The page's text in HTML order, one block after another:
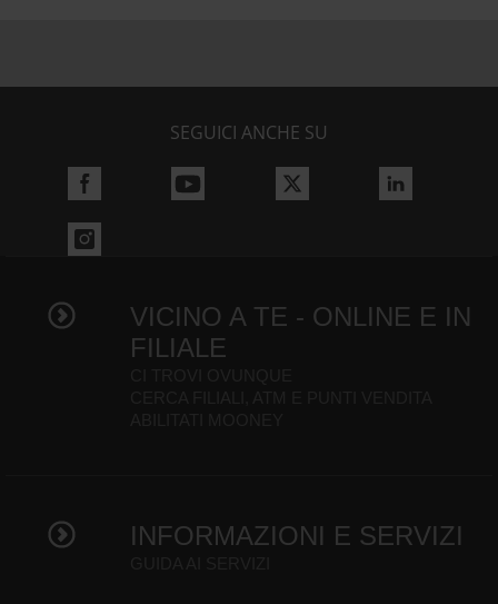
SEGUICI ANCHE SU
VICINO A TE - ONLINE E IN
FILIALE
INFORMAZIONI E SERVIZI